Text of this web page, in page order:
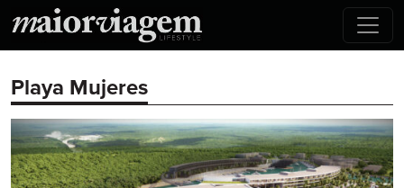
Playa Mujeres